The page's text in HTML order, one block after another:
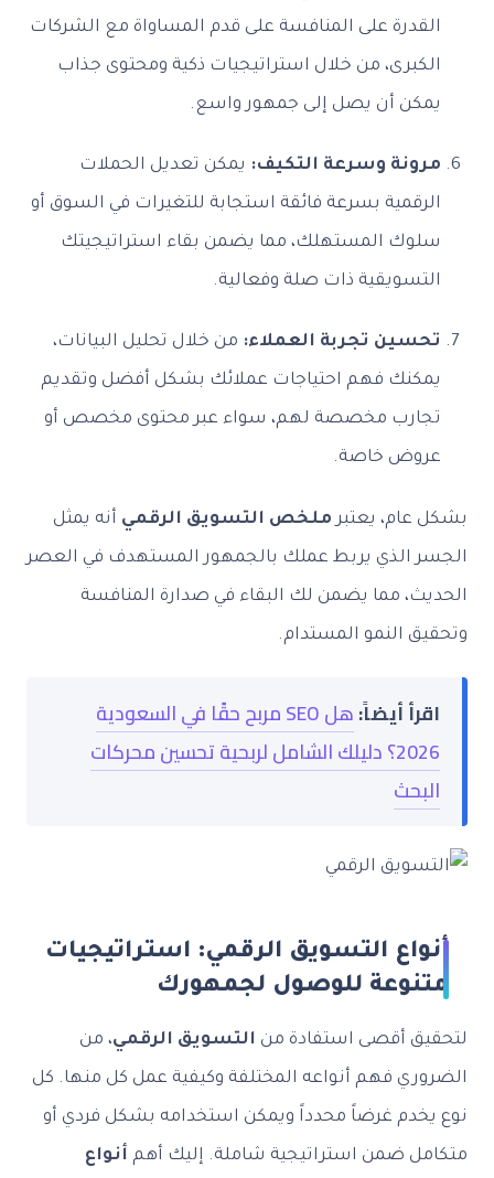
القدرة على المنافسة على قدم المساواة مع الشركات
الكبرى، من خلال استراتيجيات ذكية ومحتوى جذاب
يمكن أن يصل إلى جمهور واسع.
مرونة وسرعة التكيف: يمكن تعديل الحملات
الرقمية بسرعة فائقة استجابة للتغيرات في السوق أو
سلوك المستهلك، مما يضمن بقاء استراتيجيتك
التسويقية ذات صلة وفعالية.
تحسين تجربة العملاء: من خلال تحليل البيانات،
يمكنك فهم احتياجات عملائك بشكل أفضل وتقديم
تجارب مخصصة لهم، سواء عبر محتوى مخصص أو
عروض خاصة.
بشكل عام، يعتبرملخص التسويق الرقمي أنه يمثل
الجسر الذي يربط عملك بالجمهور المستهدف في العصر
الحديث، مما يضمن لك البقاء في صدارة المنافسة
وتحقيق النمو المستدام.
اقرأ أيضاً:
هل SEO مربح حقًا في السعودية
2026؟ دليلك الشامل لربحية تحسين محركات
البحث
أنواع التسويق الرقمي: استراتيجيات
متنوعة للوصول لجمهورك
لتحقيق أقصى استفادة من التسويق الرقمي، من
الضروري فهم أنواعه المختلفة وكيفية عمل كل منها. كل
نوع يخدم غرضاً محدداً ويمكن استخدامه بشكل فردي أو
متكامل ضمن استراتيجية شاملة. إليك أهم أنواع